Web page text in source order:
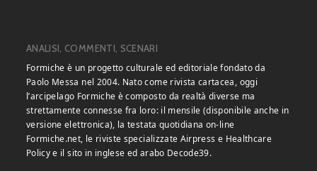
ANALISI, COMMENTI, SCENARI
Formiche è un progetto culturale ed editoriale fondato da
Paolo Messa nel 2004. Nato come rivista cartacea, oggi
l’arcipelago Formiche è composto da realtà diverse ma
strettamente connesse fra loro: il mensile (disponibile anche in
versione elettronica), la testata quotidiana on-line
Formiche.net, le riviste specializzate Airpress e Healthcare
Policy e il sito in inglese ed arabo Decode39.